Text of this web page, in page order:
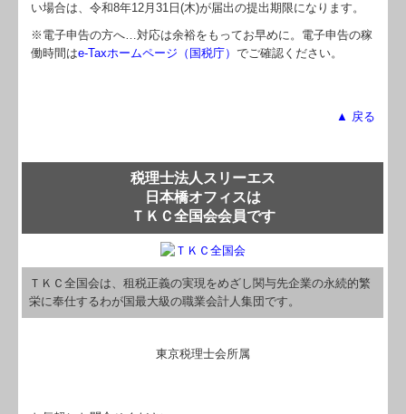
税理士法人スリーエス
日本橋オフィスは
ＴＫＣ全国会会員です
ＴＫＣ全国会は、租税正義の実現をめざし関与先企業の永続的繁
栄に奉仕するわが国最大級の職業会計人集団です。
東京税理士会所属
い場合は、令和8年12月31日(木)が届出の提出期限になります。
※電子申告の方へ…対応は余裕をもってお早めに。電子申告の稼
働時間はe-Taxホームページ（国税庁）でご確認ください。
▲ 戻る